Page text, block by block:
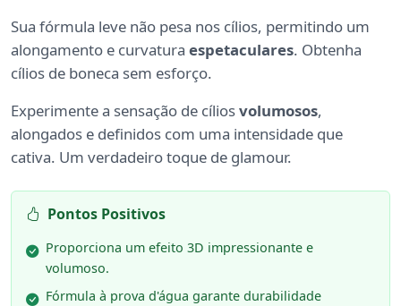
Sua fórmula leve não pesa nos cílios, permitindo um
alongamento e curvatura espetaculares. Obtenha
cílios de boneca sem esforço.
Experimente a sensação de cíliosvolumosos,
alongados e definidos com uma intensidade que
cativa. Um verdadeiro toque de glamour.
Pontos Positivos
Proporciona um efeito 3D impressionante e
volumoso.
Fórmula à prova d'água garante durabilidade